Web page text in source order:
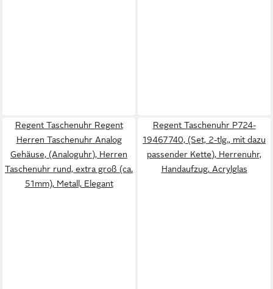
Regent Taschenuhr Regent
Herren Taschenuhr Analog
Gehäuse, (Analoguhr), Herren
Taschenuhr rund, extra groß (ca.
51mm), Metall, Elegant
Regent Taschenuhr P724-
19467740, (Set, 2-tlg., mit dazu
passender Kette), Herrenuhr,
Handaufzug, Acrylglas